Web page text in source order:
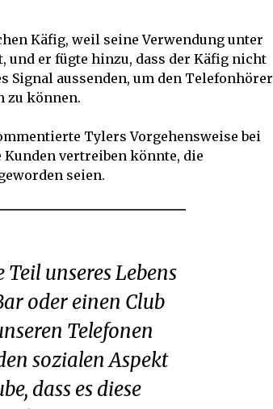
Käfig, weil seine Verwendung unter
und er fügte hinzu, dass der Käfig nicht
aussenden, um den Telefonhörer
zu können.
Tylers Vorgehensweise bei
Kunden vertreiben könnte, die
seien.
oder einen Club
Telefonen
sozialen Aspekt
dass es diese